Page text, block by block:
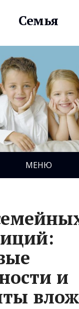
Семья
МЕНЮ
и